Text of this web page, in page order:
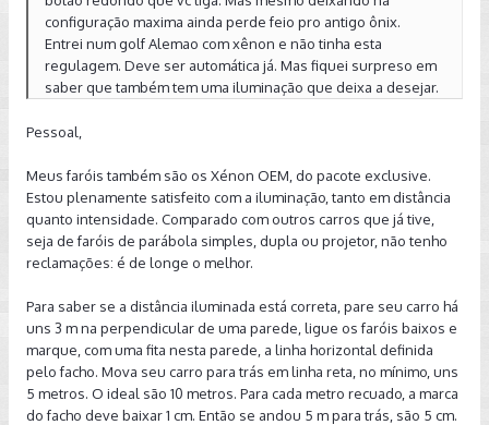
configuração maxima ainda perde feio pro antigo ônix.
Entrei num golf Alemao com xênon e não tinha esta
regulagem. Deve ser automática já. Mas fiquei surpreso em
saber que também tem uma iluminação que deixa a desejar.
Pessoal,
Meus faróis também são os Xénon OEM, do pacote exclusive.
Estou plenamente satisfeito com a iluminação, tanto em distância
quanto intensidade. Comparado com outros carros que já tive,
seja de faróis de parábola simples, dupla ou projetor, não tenho
reclamações: é de longe o melhor.
Para saber se a distância iluminada está correta, pare seu carro há
uns 3 m na perpendicular de uma parede, ligue os faróis baixos e
marque, com uma fita nesta parede, a linha horizontal definida
pelo facho. Mova seu carro para trás em linha reta, no mínimo, uns
5 metros. O ideal são 10 metros. Para cada metro recuado, a marca
do facho deve baixar 1 cm. Então se andou 5 m para trás, são 5 cm.